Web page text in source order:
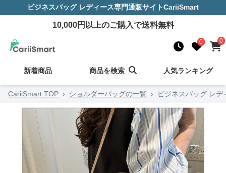
ビジネスバッグ レディース専門通販サイトCariiSmart
10,000円以上のご購入で送料無料
0 0
新着商品 商品を検索 人気ランキング
CariiSmart TOP › ショルダーバッグの一覧 › ビジネスバッグ レ